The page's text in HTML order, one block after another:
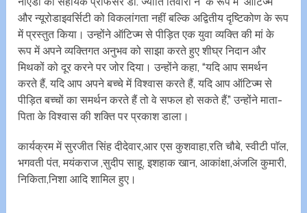
और न्यूरोडाइवर्सिटी को विकलांगता नहीं बल्कि अद्वितीय दृष्टिकोण के रूप
में प्रस्तुत किया। उन्होंने ऑटिज्म से पीड़ित एक युवा व्यक्ति की मां के
रूप में अपने व्यक्तिगत अनुभव को साझा करते हुए शीघ्र निदान और
मिथकों को दूर करने पर जोर दिया। उन्होंने कहा, “यदि आप समर्थन
करते हैं, यदि आप अपने बच्चे में विश्वास करते हैं, यदि आप ऑटिज्म से
पीड़ित बच्चों का समर्थन करते हैं तो वे सफल हो सकते हैं,” उन्होंने माता-
पिता के विश्वास की शक्ति पर प्रकाश डाला।
कार्यक्रम में सुरजीत सिंह दीदेवार,आर एस कुशवाहा,रति चौबे, स्वीटी पाॅल,
भगवती पंत, मयंकराज ,सुदीप साहू, इशहाक खान, आकांक्षा,अंजलि कुमारी,
निकिता,निशा आदि शामिल हुए।